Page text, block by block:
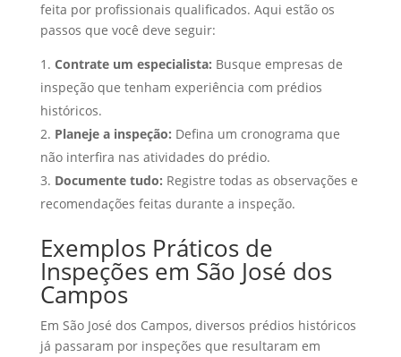
feita por profissionais qualificados. Aqui estão os
passos que você deve seguir:
Contrate um especialista: Busque empresas de
inspeção que tenham experiência com prédios
históricos.
Planeje a inspeção: Defina um cronograma que
não interfira nas atividades do prédio.
Documente tudo: Registre todas as observações e
recomendações feitas durante a inspeção.
Exemplos Práticos de
Inspeções em São José dos
Campos
Em São José dos Campos, diversos prédios históricos
já passaram por inspeções que resultaram em